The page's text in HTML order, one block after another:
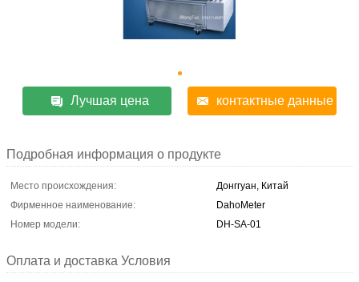
Лучшая цена контактные данные
Подробная информация о продукте
Место происхождения:
Донггуан, Китай
Фирменное наименование:
DahoMeter
Номер модели:
DH-SA-01
Оплата и доставка Условия